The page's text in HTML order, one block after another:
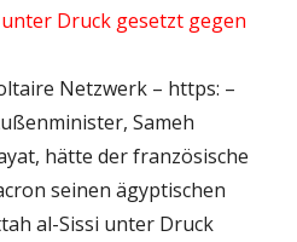
Druck gesetzt gegen
Netzwerk – https: –
Sameh
hätte der französische
seinen ägyptischen
al-Sissi unter Druck